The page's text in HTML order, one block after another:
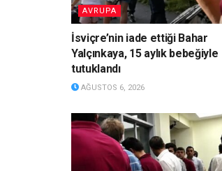
AVRUPA
İsviçre’nin iade ettiği Bahar
Yalçınkaya, 15 aylık bebeğiyle
tutuklandı
AĞUSTOS 6, 2026